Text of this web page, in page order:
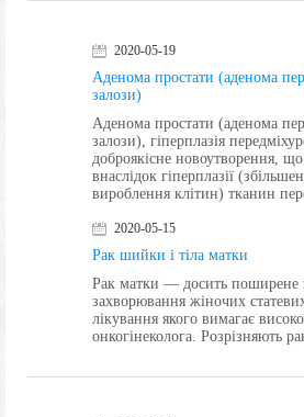
2020-05-19
Аденома простати (аденома
залози)
Аденома простати (аденома
залози), гіперплазія
доброякісне новоутворення, що
внаслідок гіперплазії
вироблення клітин) тканин
2020-05-15
Рак шийки і тіла матки
Рак матки — досить поширене
захворювання жіночих
лікування якого вимагає
онкогінеколога. Розрізняють